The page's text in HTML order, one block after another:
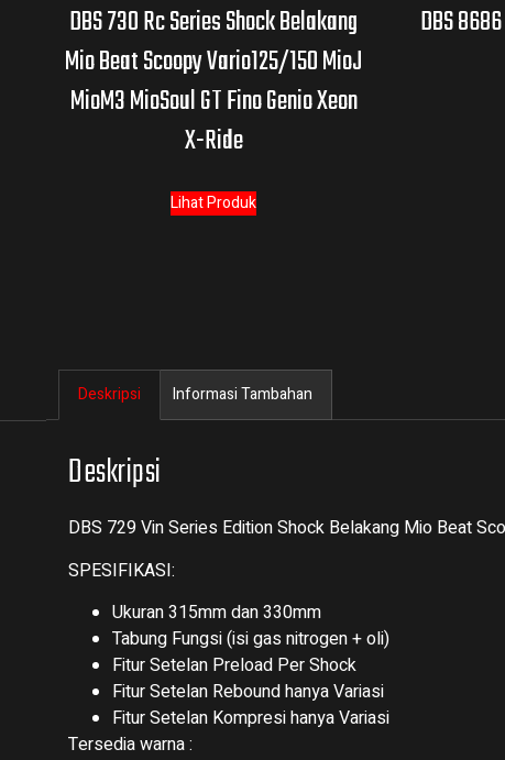
DBS 730 Rc Series Shock Belakang
Mio Beat Scoopy Vario125/150 MioJ
MioM3 MioSoul GT Fino Genio Xeon
X-Ride
Lihat Produk
DBS
Deskripsi Informasi Tambahan
Deskripsi
DBS 729 Vin Series Edition Shock Belakang Mio Beat
SPESIFIKASI:
Ukuran 315mm dan 330mm
Tabung Fungsi (isi gas nitrogen + oli)
Fitur Setelan Preload Per Shock
Fitur Setelan Rebound hanya Variasi
Fitur Setelan Kompresi hanya Variasi
Tersedia warna :